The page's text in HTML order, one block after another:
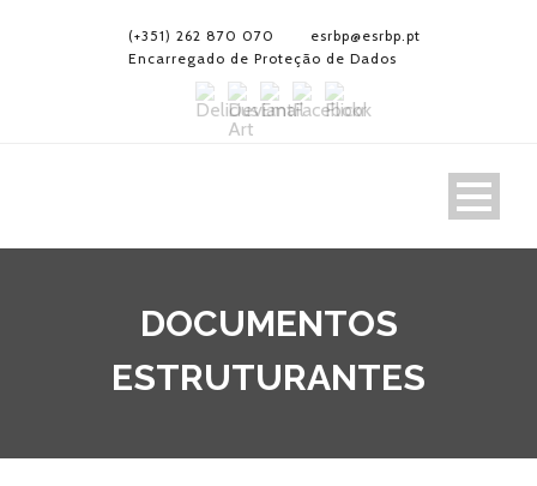
(+351) 262 870 070
esrbp@esrbp.pt
Encarregado de Proteção de Dados
DOCUMENTOS
ESTRUTURANTES